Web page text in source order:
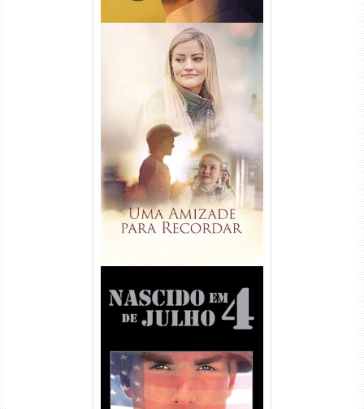
Uma Amizade para Recordar
Torrent (2025) WEB-DL 1080p
Dual Áudio
Nascido em 4 de Julho
Torrent (1989) WEB-DL 1080p
Dual Áudio